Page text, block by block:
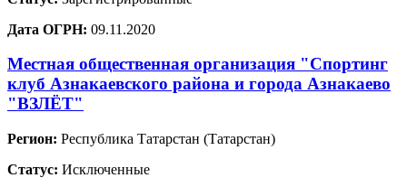
Дата ОГРН: 09.11.2020
Местная общественная организация "Спортинг
клуб Азнакаевского района и города Азнакаево
"ВЗЛЁТ"
Регион: Республика Татарстан (Татарстан)
Статус: Исключенные